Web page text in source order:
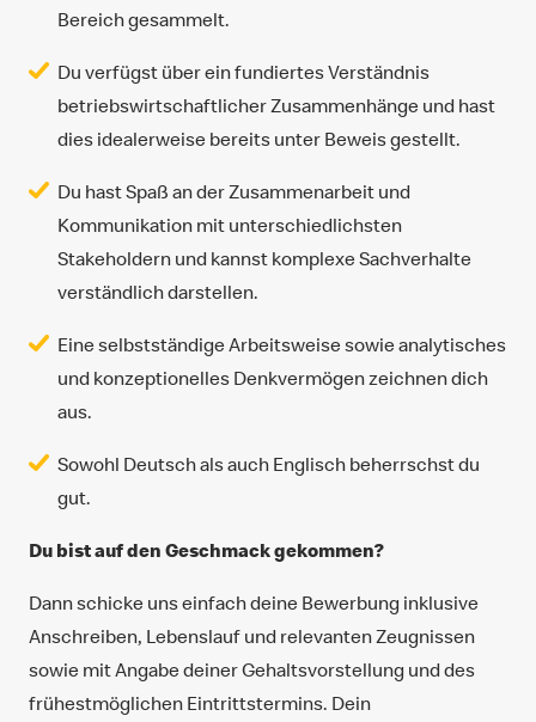
Bereich gesammelt.
Du verfügst über ein fundiertes Verständnis
betriebswirtschaftlicher Zusammenhänge und hast
dies idealerweise bereits unter Beweis gestellt.
Du hast Spaß an der Zusammenarbeit und
Kommunikation mit unterschiedlichsten
Stakeholdern und kannst komplexe Sachverhalte
verständlich darstellen.
Eine selbstständige Arbeitsweise sowie analytisches
und konzeptionelles Denkvermögen zeichnen dich
aus.
Sowohl Deutsch als auch Englisch beherrschst du
gut.
Du bist auf den Geschmack gekommen?
Dann schicke uns einfach deine Bewerbung inklusive
Anschreiben, Lebenslauf und relevanten Zeugnissen
sowie mit Angabe deiner Gehaltsvorstellung und des
frühestmöglichen Eintrittstermins. Dein